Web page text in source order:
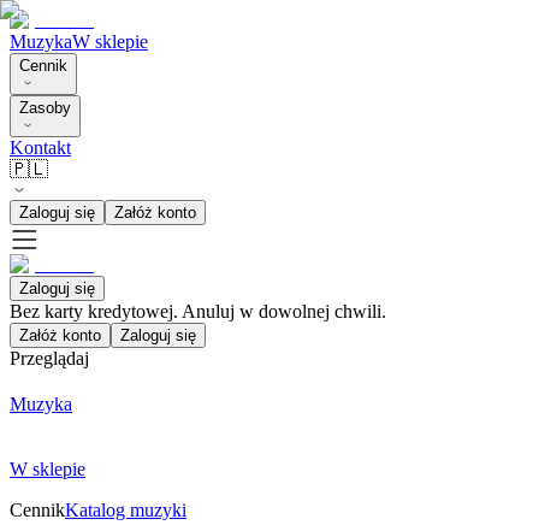
MuzykaW sklepie
Cennik
Zasoby
Kontakt
🇵🇱
Zaloguj się Załóż konto
Zaloguj się
Bez karty kredytowej. Anuluj w dowolnej chwili.
Załóż konto Zaloguj się
Przeglądaj
Muzyka
W sklepie
CennikKatalog muzyki